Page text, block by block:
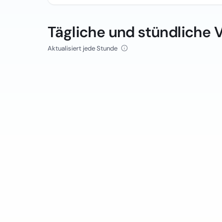
Tägliche und stündliche
Aktualisiert jede Stunde